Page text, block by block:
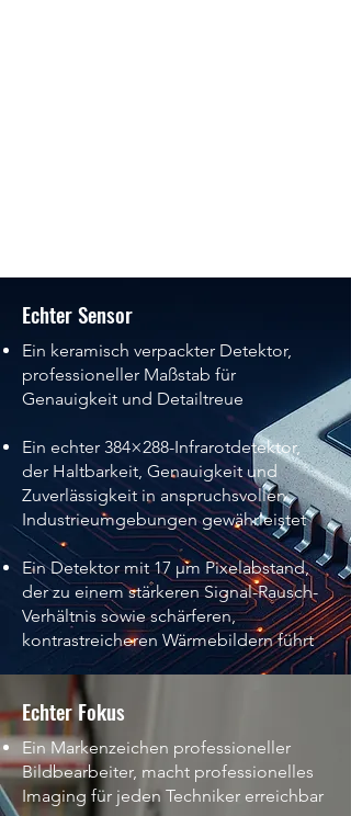
Echter Sensor
Ein keramisch verpackter Detektor,
professioneller Maßstab für
Genauigkeit und Detailtreue
Ein echter 384×288-Infrarotdetektor,
der Haltbarkeit, Genauigkeit und
Zuverlässigkeit in anspruchsvollen
Industrieumgebungen gewährleistet
Ein Detektor mit 17 µm Pixelabstand,
der zu einem stärkeren Signal-Rausch-
Verhältnis sowie schärferen,
kontrastreicheren Wärmebildern führt
Echter Fokus
Ein Markenzeichen professioneller
Bildbearbeiter, macht professionelles
Imaging für jeden Techniker erreichbar